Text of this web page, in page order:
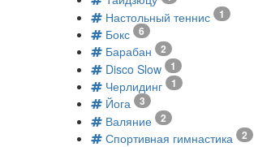
Настольный теннис 1
Бокс 6
Барабан 2
Disco Slow 1
Черлидинг 1
Йога 3
Валяние 2
Спортивная гимнастика 2